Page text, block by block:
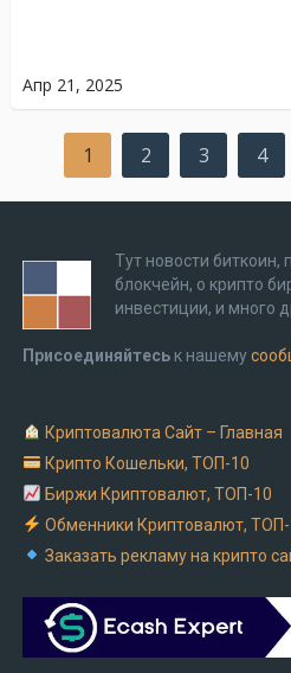
Апр 21, 2025
Пагинация
записей
1 2 3 4
Тут новости биткоин,
блокчейн, о крипто
инвестиции, и много
Присоединяйтесь к нашему
Криптовалюта Cайт – Главная
Крипто Кошельки, ТОП-10
Биржи Криптовалют, ТОП-10
Обменники Криптовалют,
Заказать рекламу на крипто